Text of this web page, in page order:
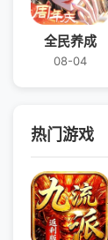
全民养成
08-04
热门游戏